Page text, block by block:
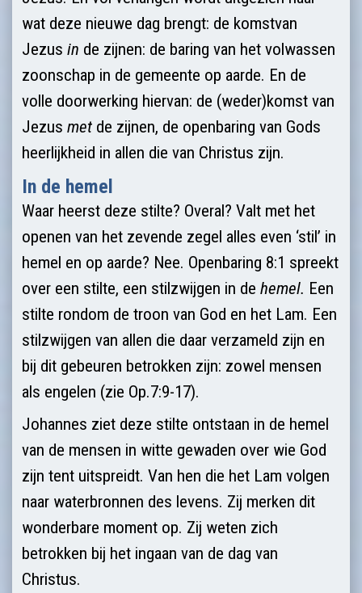
wat deze nieuwe dag brengt: de komstvan
Jezus in de zijnen: de baring van het volwassen
zoonschap ­in de gemeente op aarde. En de
volle doorwerking hiervan: de (weder)komst van
Jezus met de zijnen, de openbaring van Gods
heerlijkheid in allen die van Christus zijn.
In de hemel
Waar heerst deze stilte? Overal? Valt met het
openen van het zevende zegel alles even ‘stil’ in
hemel en op aarde? Nee. Openbaring 8:1 spreekt
over een stilte, een stilzwijgen in de hemel. Een
stilte rondom de troon van God en het Lam. Een
stilzwijgen van allen die daar verzameld zijn en
bij dit gebeuren betrokken zijn: zowel mensen
als engelen (zie Op.7:9-17).
Johannes ziet deze stilte ontstaan in de hemel
van de mensen in witte gewaden over wie God
zijn tent uitspreidt. Van hen die het Lam volgen
naar waterbronnen des levens. Zij merken dit
wonderbare moment op. Zij weten zich
betrokken bij het ingaan van de dag van
Christus.